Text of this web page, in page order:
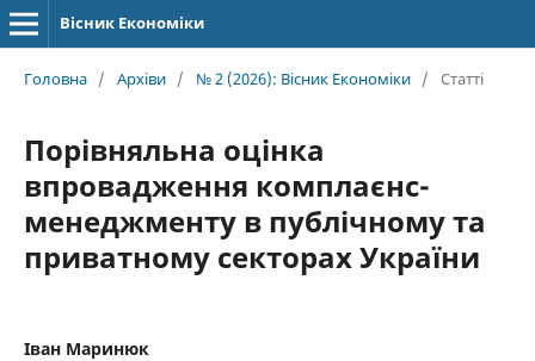
Вісник Економіки
Головна / Архіви / № 2 (2026): Вісник Економіки / Статті
Порівняльна оцінка
впровадження комплаєнс-
менеджменту в публічному та
приватному секторах України
Іван Маринюк